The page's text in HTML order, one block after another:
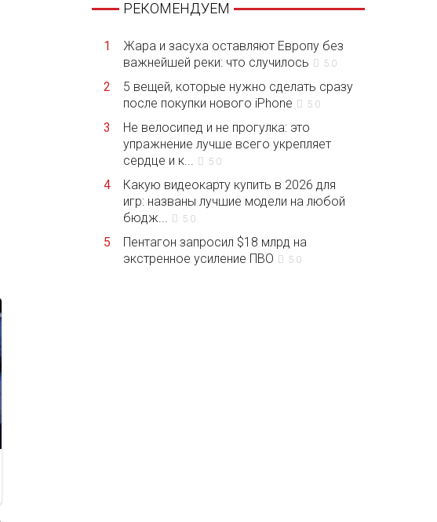
РЕКОМЕНДУЕМ
1
Жара и засуха оставляют Европу без
важнейшей реки: что случилось
5.0
2
5 вещей, которые нужно сделать сразу
после покупки нового iPhone
5.0
3
Не велосипед и не прогулка: это
упражнение лучше всего укрепляет
сердце и к...
5.0
4
Какую видеокарту купить в 2026 для
игр: названы лучшие модели на любой
бюдж...
5.0
5
Пентагон запросил $18 млрд на
экстренное усиление ПВО
5.0